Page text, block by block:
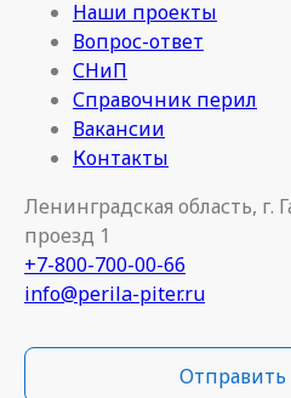
Наши проекты
Вопрос-ответ
СНиП
Справочник перил
Вакансии
Контакты
Ленинградская область, г.
проезд 1
+7-800-700-00-66
info@perila-piter.ru